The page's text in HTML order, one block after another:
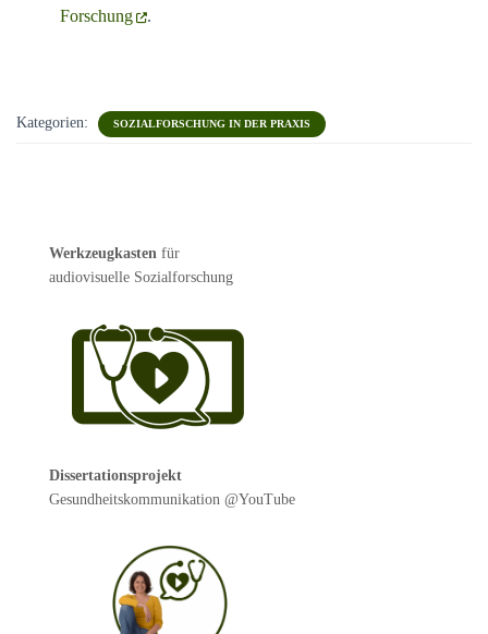
Forschung
.
Kategorien: SOZIALFORSCHUNG IN DER PRAXIS
Werkzeugkasten für
audiovisuelle Sozialforschung
Dissertationsprojekt
Gesundheitskommunikation @YouTube